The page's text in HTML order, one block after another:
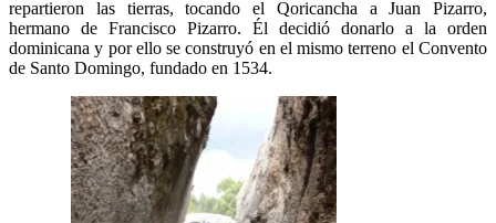
repartieron las tierras, tocando el Qoricancha a Juan Pizarro,
hermano de Francisco Pizarro. Él decidió donarlo a la orden
dominicana y por ello se construyó en el mismo terreno el Convento
de Santo Domingo, fundado en 1534.